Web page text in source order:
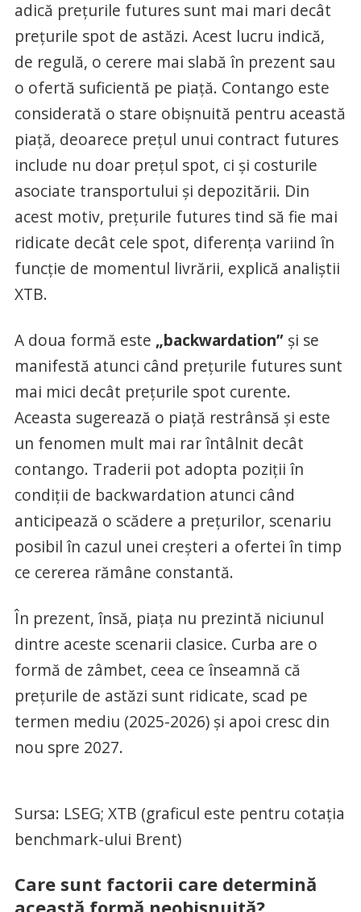
adică prețurile futures sunt mai mari decât
prețurile spot de astăzi. Acest lucru indică,
de regulă, o cerere mai slabă în prezent sau
o ofertă suficientă pe piață. Contango este
considerată o stare obișnuită pentru această
piață, deoarece prețul unui contract futures
include nu doar prețul spot, ci și costurile
asociate transportului și depozitării. Din
acest motiv, prețurile futures tind să fie mai
ridicate decât cele spot, diferența variind în
funcție de momentul livrării, explică analiștii
XTB.
A doua formă este „backwardation”și se
manifestă atunci când prețurile futures sunt
mai mici decât prețurile spot curente.
Aceasta sugerează o piață restrânsă și este
un fenomen mult mai rar întâlnit decât
contango. Traderii pot adopta poziții în
condiții de backwardation atunci când
anticipează o scădere a prețurilor, scenariu
posibil în cazul unei creșteri a ofertei în timp
ce cererea rămâne constantă.
În prezent, însă, piața nu prezintă niciunul
dintre aceste scenarii clasice. Curba are o
formă de zâmbet, ceea ce înseamnă că
prețurile de astăzi sunt ridicate, scad pe
termen mediu (2025-2026) și apoi cresc din
nou spre 2027.
Sursa: LSEG; XTB (graficul este pentru cotația
benchmark-ului Brent)
Care sunt factorii care determină
această formă neobișnuită?